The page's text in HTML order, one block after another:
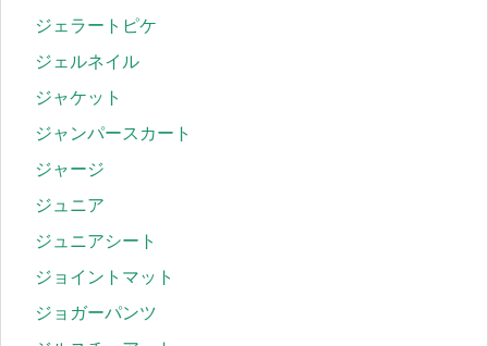
ジェラートピケ
ジェルネイル
ジャケット
ジャンパースカート
ジャージ
ジュニア
ジュニアシート
ジョイントマット
ジョガーパンツ